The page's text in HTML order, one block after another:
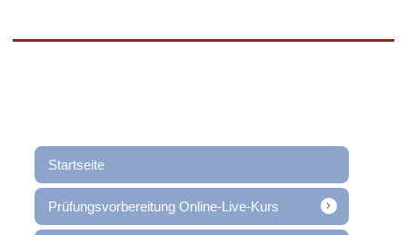
Startseite
Prüfungsvorbereitung Online-Live-Kurs